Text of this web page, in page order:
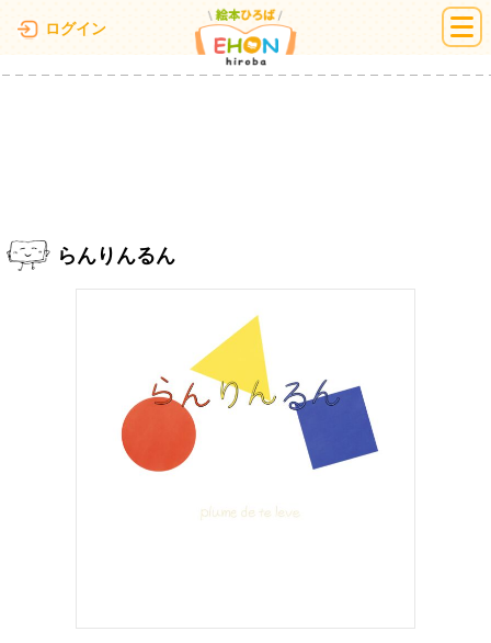
ログイン 絵本ひろば
らんりんるん